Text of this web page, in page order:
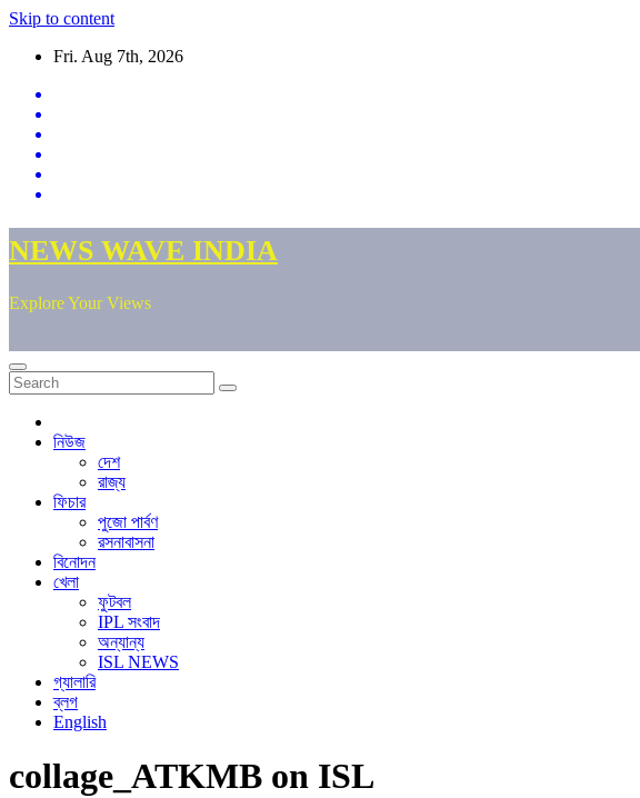
Skip to content
Fri. Aug 7th, 2026
NEWS WAVE INDIA
Explore Your Views
নিউজ
দেশ
রাজ্য
ফিচার
পুজো পার্বণ
রসনাবাসনা
বিনোদন
খেলা
ফুটবল
IPL সংবাদ
অন্যান্য
ISL NEWS
গ্যালারি
ব্লগ
English
collage_ATKMB on ISL